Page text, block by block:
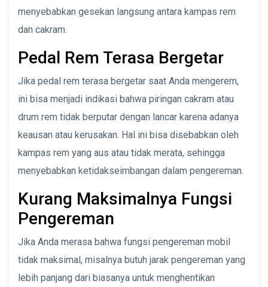
menyebabkan gesekan langsung antara kampas rem
dan cakram.
Pedal Rem Terasa Bergetar
Jika pedal rem terasa bergetar saat Anda mengerem,
ini bisa menjadi indikasi bahwa piringan cakram atau
drum rem tidak berputar dengan lancar karena adanya
keausan atau kerusakan. Hal ini bisa disebabkan oleh
kampas rem yang aus atau tidak merata, sehingga
menyebabkan ketidakseimbangan dalam pengereman.
Kurang Maksimalnya Fungsi
Pengereman
Jika Anda merasa bahwa fungsi pengereman mobil
tidak maksimal, misalnya butuh jarak pengereman yang
lebih panjang dari biasanya untuk menghentikan